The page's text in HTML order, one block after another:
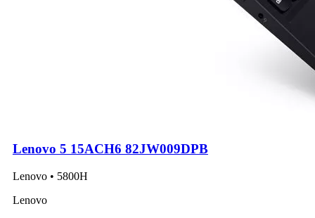
Lenovo 5 15ACH6 82JW009DPB
Lenovo • 5800H
Lenovo